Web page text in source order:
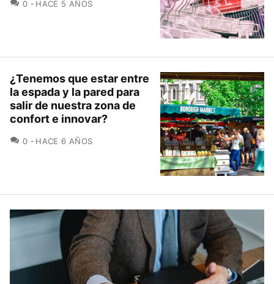
0 HACE 5 AÑOS
¿Tenemos que estar entre
la espada y la pared para
salir de nuestra zona de
confort e innovar?
0 COMENTARIOS
HACE 6 AÑOS